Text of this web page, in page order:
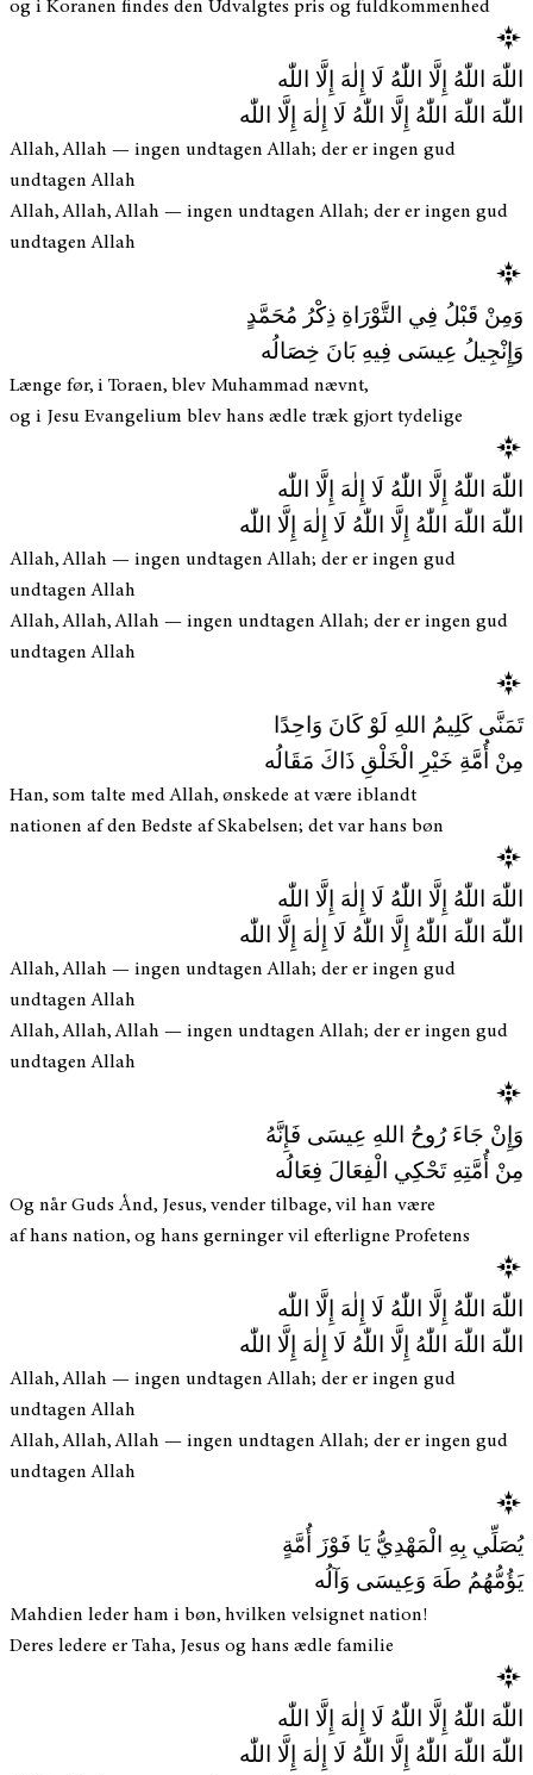
og i Koranen findes den Udvalgtes pris og fuldkommenhed
اللّٰهَ اللّٰهُ إِلَّا اللّٰهُ لَا إِلٰهَ إِلَّا اللّٰه
اللّٰهَ اللّٰهَ اللّٰهُ إِلَّا اللّٰهُ لَا إِلٰهَ إِلَّا اللّٰه
Allah, Allah — ingen undtagen Allah; der er ingen gud
undtagen Allah
Allah, Allah, Allah — ingen undtagen Allah; der er ingen gud
undtagen Allah
وَمِنْ قَبْلُ فِي التَّوْرَاةِ ذِكْرُ مُحَمَّدٍ
وَإِنْجِيلُ عِيسَى فِيهِ بَانَ خِصَالُه
Længe før, i Toraen, blev Muhammad nævnt,
og i Jesu Evangelium blev hans ædle træk gjort tydelige
اللّٰهَ اللّٰهُ إِلَّا اللّٰهُ لَا إِلٰهَ إِلَّا اللّٰه
اللّٰهَ اللّٰهَ اللّٰهُ إِلَّا اللّٰهُ لَا إِلٰهَ إِلَّا اللّٰه
Allah, Allah — ingen undtagen Allah; der er ingen gud
undtagen Allah
Allah, Allah, Allah — ingen undtagen Allah; der er ingen gud
undtagen Allah
تَمَنَّى كَلِيمُ اللهِ لَوْ كَانَ وَاحِدًا
مِنْ أُمَّةِ خَيْرِ الْخَلْقِ ذَاكَ مَقَالُه
Han, som talte med Allah, ønskede at være iblandt
nationen af den Bedste af Skabelsen; det var hans bøn
اللّٰهَ اللّٰهُ إِلَّا اللّٰهُ لَا إِلٰهَ إِلَّا اللّٰه
اللّٰهَ اللّٰهَ اللّٰهُ إِلَّا اللّٰهُ لَا إِلٰهَ إِلَّا اللّٰه
Allah, Allah — ingen undtagen Allah; der er ingen gud
undtagen Allah
Allah, Allah, Allah — ingen undtagen Allah; der er ingen gud
undtagen Allah
وَإِنْ جَاءَ رُوحُ اللهِ عِيسَى فَإِنَّهُ
مِنْ أُمَّتِهِ تَحْكِي الْفِعَالَ فِعَالُه
Og når Guds Ånd, Jesus, vender tilbage, vil han være
af hans nation, og hans gerninger vil efterligne Profetens
اللّٰهَ اللّٰهُ إِلَّا اللّٰهُ لَا إِلٰهَ إِلَّا اللّٰه
اللّٰهَ اللّٰهَ اللّٰهُ إِلَّا اللّٰهُ لَا إِلٰهَ إِلَّا اللّٰه
Allah, Allah — ingen undtagen Allah; der er ingen gud
undtagen Allah
Allah, Allah, Allah — ingen undtagen Allah; der er ingen gud
undtagen Allah
يُصَلِّي بِهِ الْمَهْدِيُّ يَا فَوْزَ أُمَّةٍ
يَؤُمُّهُمُ طَهَ وَعِيسَى وَآلُه
Mahdien leder ham i bøn, hvilken velsignet nation!
Deres ledere er Taha, Jesus og hans ædle familie
اللّٰهَ اللّٰهُ إِلَّا اللّٰهُ لَا إِلٰهَ إِلَّا اللّٰه
اللّٰهَ اللّٰهَ اللّٰهُ إِلَّا اللّٰهُ لَا إِلٰهَ إِلَّا اللّٰه